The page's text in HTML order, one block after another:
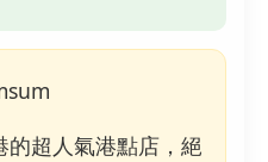
的超人氣港點店，絕